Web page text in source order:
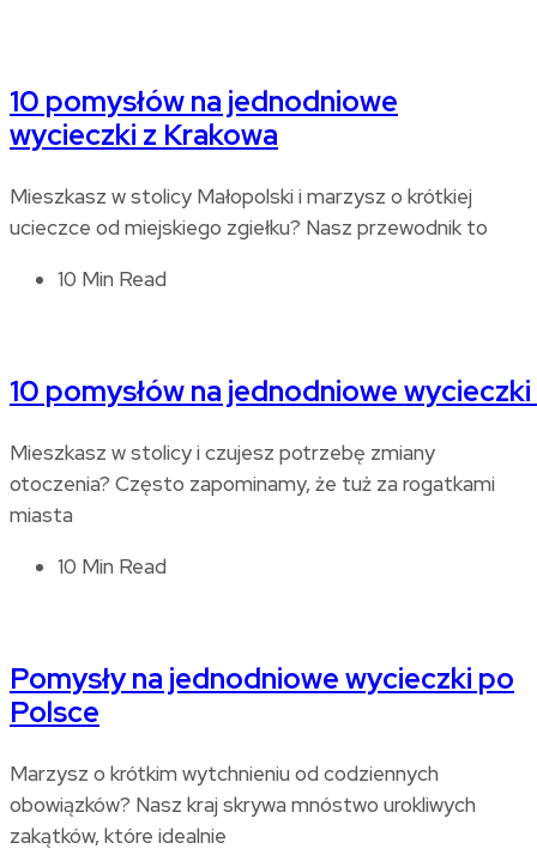
10 pomysłów na jednodniowe
wycieczki z Krakowa
Mieszkasz w stolicy Małopolski i marzysz o krótkiej
ucieczce od miejskiego zgiełku? Nasz przewodnik to
10 Min Read
10 pomysłów na jednodniowe
Mieszkasz w stolicy i czujesz potrzebę zmiany
otoczenia? Często zapominamy, że tuż za rogatkami
miasta
10 Min Read
Pomysły na jednodniowe wycieczki po
Polsce
Marzysz o krótkim wytchnieniu od codziennych
obowiązków? Nasz kraj skrywa mnóstwo urokliwych
zakątków, które idealnie